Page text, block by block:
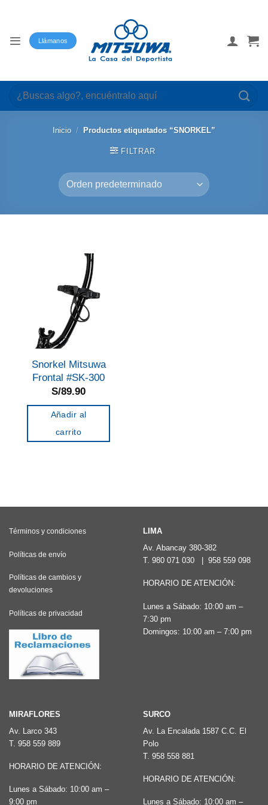
Llámanos
Buscar
por:
Inicio / Productos etiquetados “SNORKEL”
FILTRAR
Snorkel Mitsuwa
Frontal #SK-300
S/89.90
Añadir al
carrito
Términos y condiciones
Políticas de envío
Políticas de cambios y
devoluciones
Políticas de privacidad
LIMA
Av. Abancay 380-382
T. 980 071 030 958 559 098
HORARIO DE ATENCIÓN:
Lunes a Sábado: 10:00 am –
7:30 pm
Domingos: 10:00 am – 7:00 pm
MIRAFLORES
Av. Larco 343
T. 958 559 889
HORARIO DE ATENCIÓN:
Lunes a Sábado: 10:00 am –
9:00 pm
SURCO
Av. La Encalada 1587 C.C. El
Polo
T. 958 558 881
HORARIO DE ATENCIÓN:
Lunes a Sábado: 10:00 am –